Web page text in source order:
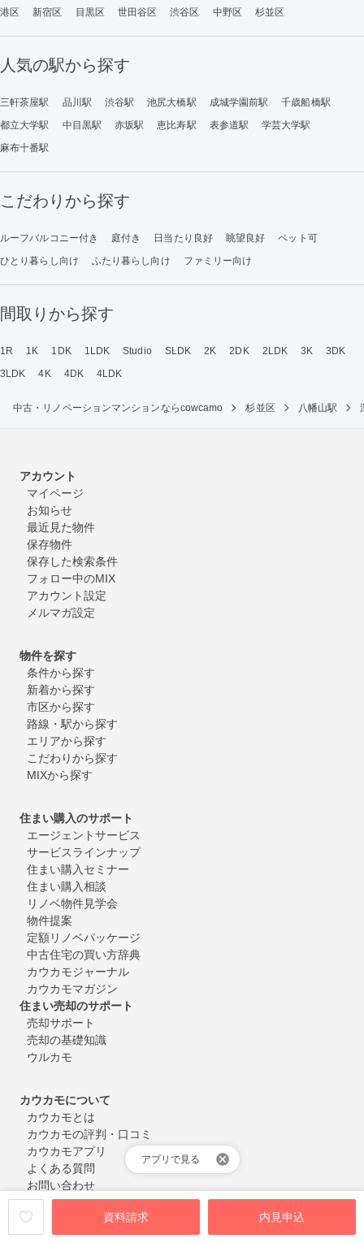
資料請求 内見申込
アプリで見る
港区 新宿区 目黒区 世田谷区 渋谷区 中野区 杉並区
人気の駅から探す
三軒茶屋駅 品川駅 渋谷駅 池尻大橋駅 成城学園前駅
千歳船橋駅
都立大学駅
中目黒駅 赤坂駅 恵比寿駅 表参道駅
学芸大学駅
麻布十番駅
こだわりから探す
ルーフバルコニー付き 庭付き 日当たり良好 眺望良好
ペット可
ひとり暮らし向け
ふたり暮らし向け ファミリー向け
間取りから探す
1R 1K 1DK 1LDK Studio SLDK 2K 2DK 2LDK 3K
3DK
3LDK
4K 4DK 4LDK
中古・リノベーションマンションならcowcamo 杉並区 八幡山駅
アカウント
マイページ
お知らせ
最近見た物件
保存物件
保存した検索条件
フォロー中のMIX
アカウント設定
メルマガ設定
物件を探す
条件から探す
新着から探す
市区から探す
路線・駅から探す
エリアから探す
こだわりから探す
MIXから探す
住まい購入のサポート
エージェントサービス
サービスラインナップ
住まい購入セミナー
住まい購入相談
リノベ物件見学会
物件提案
定額リノベパッケージ
中古住宅の買い方辞典
カウカモジャーナル
カウカモマガジン
住まい売却のサポート
売却サポート
売却の基礎知識
ウルカモ
カウカモについて
カウカモとは
カウカモの評判・口コミ
カウカモアプリ
よくある質問
お問い合わせ
会員登録・ログイン